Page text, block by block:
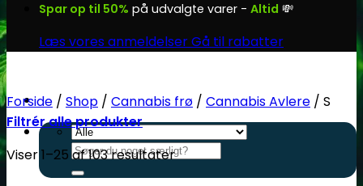
Spar op til 50% på udvalgte varer - Altid 💸
Læs vores anmeldelserGå til rabatter
Søg
efter:
Forside / Shop / Cannabis frø / Cannabis Avlere / S
Filtrér alle produkter
Viser 1–25 af 103 resultater